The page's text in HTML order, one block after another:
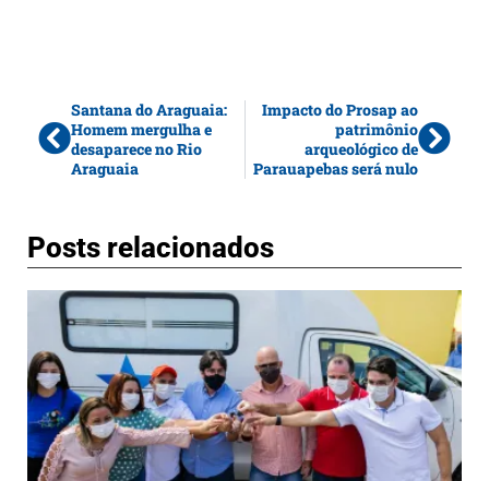
Santana do Araguaia:
Homem mergulha e
desaparece no Rio
Araguaia
Impacto do Prosap ao
patrimônio
arqueológico de
Parauapebas será nulo
Posts relacionados